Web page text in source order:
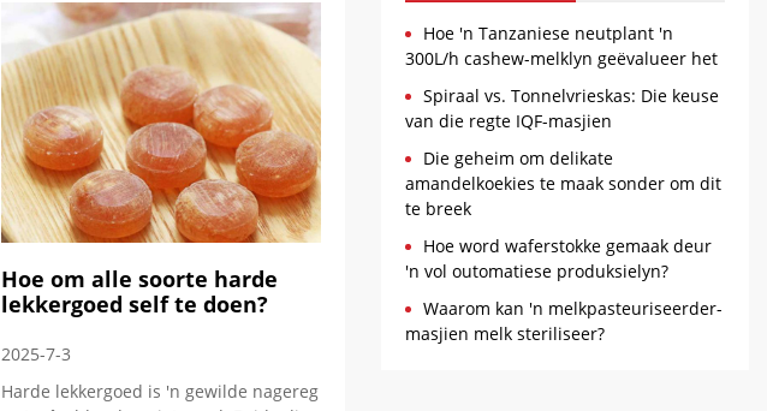
Hoe om alle soorte harde
lekkergoed self te doen?
2025-7-3
Harde lekkergoed is 'n gewilde nagereg
Hoe 'n Tanzaniese neutplant 'n
300L/h cashew-melklyn geëvalueer het
Spiraal vs. Tonnelvrieskas: Die keuse
van die regte IQF-masjien
Die geheim om delikate
amandelkoekies te maak sonder om dit
te breek
Hoe word waferstokke gemaak deur
'n vol outomatiese produksielyn?
Waarom kan 'n melkpasteuriseerder-
masjien melk steriliseer?